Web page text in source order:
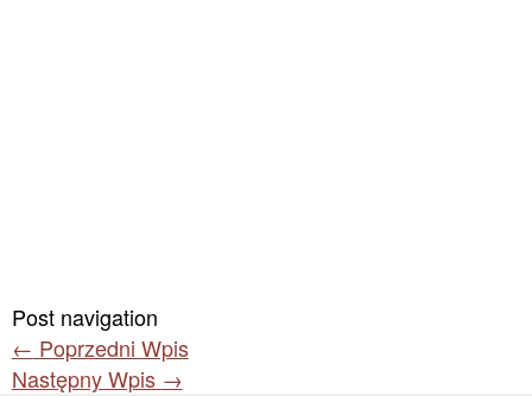
Post navigation
← Poprzedni Wpis
Następny Wpis →